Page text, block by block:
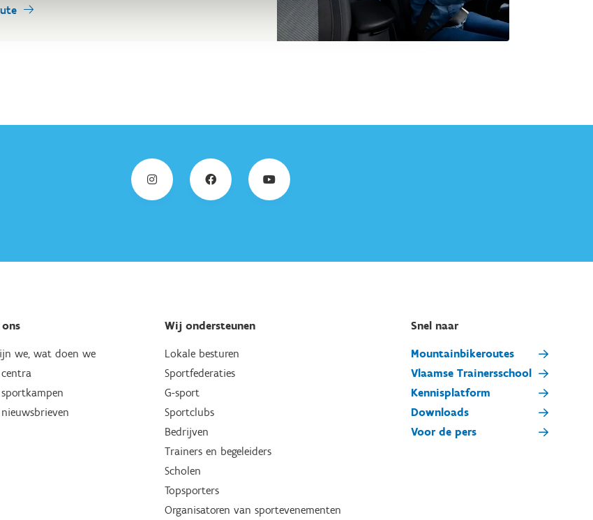
we, wat doen we
Wij ondersteunen
Lokale besturen
Sportfederaties
G-sport
Sportclubs
Bedrijven
Trainers en begeleiders
Scholen
Topsporters
Organisatoren van sportevenementen
Snel naar
Mountainbikeroutes
Vlaamse Trainersschool
Kennisplatform
Downloads
Voor de pers